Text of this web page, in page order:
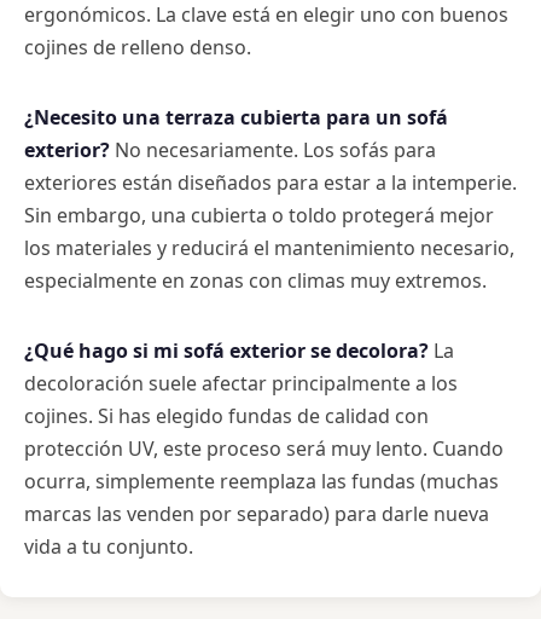
ergonómicos. La clave está en elegir uno con buenos
cojines de relleno denso.
¿Necesito una terraza cubierta para un sofá
exterior? No necesariamente. Los sofás para
exteriores están diseñados para estar a la intemperie.
Sin embargo, una cubierta o toldo protegerá mejor
los materiales y reducirá el mantenimiento necesario,
especialmente en zonas con climas muy extremos.
¿Qué hago si mi sofá exterior se decolora? La
decoloración suele afectar principalmente a los
cojines. Si has elegido fundas de calidad con
protección UV, este proceso será muy lento. Cuando
ocurra, simplemente reemplaza las fundas (muchas
marcas las venden por separado) para darle nueva
vida a tu conjunto.